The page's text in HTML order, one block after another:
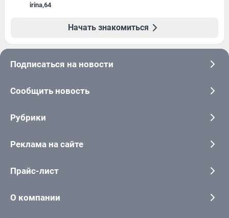
irina,64
Начать знакомиться
Подписаться на новости
Сообщить новость
Рубрики
Реклама на сайте
Прайс-лист
О компании